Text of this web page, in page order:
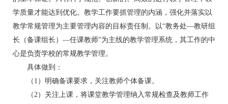
学质量才能达到优化。教学工作要抓管理的内涵，强化并落实以
教学常规管理为主要管理内容的目标责任制。以“教务处—教研组
长（备课组长）—任课教师”为主线的教学管理系统，其工作的中
心是负责学校的常规教学管理。
具体做到：
（1）明确备课要求，关注教师个体备课。
（2）关注上课，将课堂教学管理纳入常规检查及教师工作